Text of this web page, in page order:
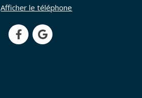
Afficher le téléphone